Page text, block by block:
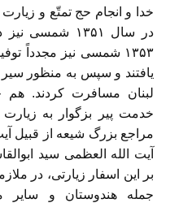
خدا و انجام حج تمتّع و
در سال ۱۳۵۱
۱۳۵۳ شمسی نیز مجدداً
یافتند و سپس به منظور
خدمت پیر بزگوار به
مراجع بزرگ شیعه از قبیل
آیت الله العظمی سید
بر این اسفار زیارتی، در
جمله هندوستان و سایر